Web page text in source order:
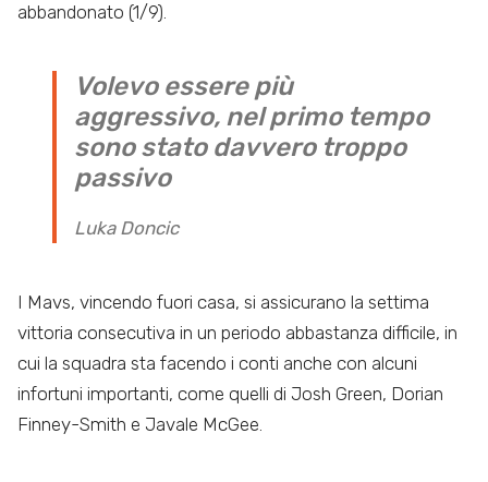
abbandonato (1/9).
Volevo essere più
aggressivo, nel primo tempo
sono stato davvero troppo
passivo
Luka Doncic
I Mavs, vincendo fuori casa, si assicurano la settima
vittoria consecutiva in un periodo abbastanza difficile, in
cui la squadra sta facendo i conti anche con alcuni
infortuni importanti, come quelli di Josh Green, Dorian
Finney-Smith e Javale McGee.